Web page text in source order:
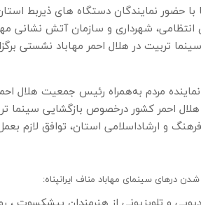
با حضور نمایندگان دستگاه های ذیربط
شهرداری و سازمان آتش نشانی
تربیت در هلال احمر مهاباد نشستی
مردم به‌همراه رئیس جمعیت هلال
و ارشاداسلامی استان، توافق لازم